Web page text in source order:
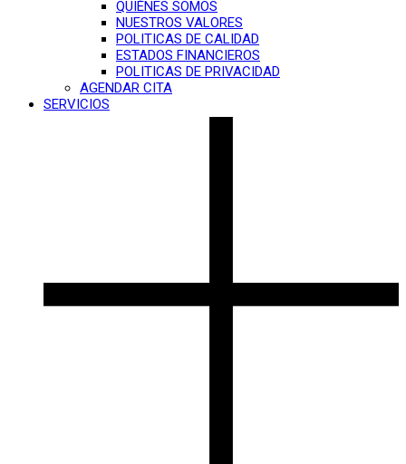
QUIÉNES SOMOS
NUESTROS VALORES
POLITICAS DE CALIDAD
ESTADOS FINANCIEROS
POLITICAS DE PRIVACIDAD
AGENDAR CITA
SERVICIOS